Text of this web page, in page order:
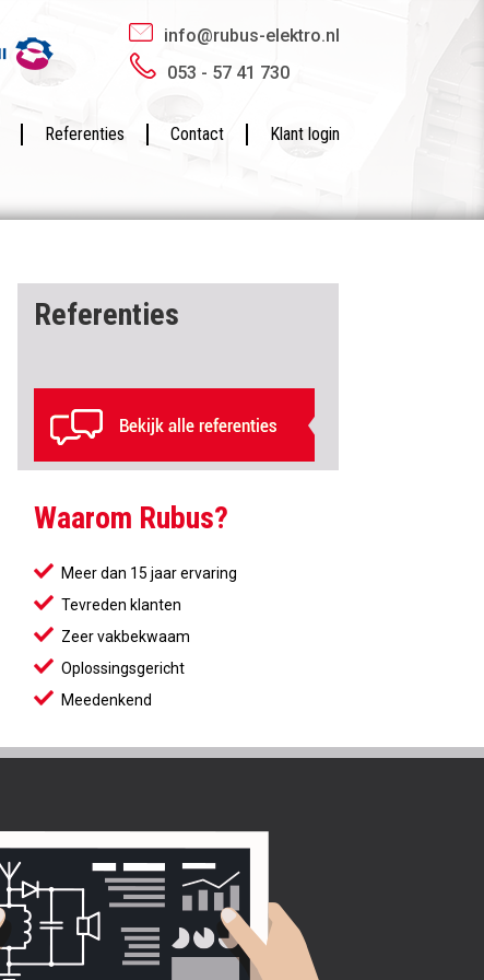
info@rubus-elektro.nl
053 - 57 41 730
Referenties Contact Klant login
Referenties
Waarom Rubus?
Meer dan 15 jaar ervaring
Tevreden klanten
Zeer vakbekwaam
Oplossingsgericht
Meedenkend